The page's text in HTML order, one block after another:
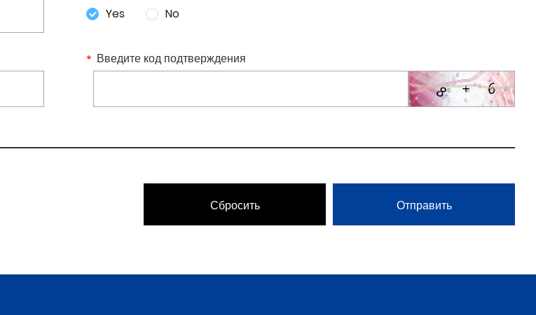
Yes
No
Введите код подтверждения
Сбросить Отправить